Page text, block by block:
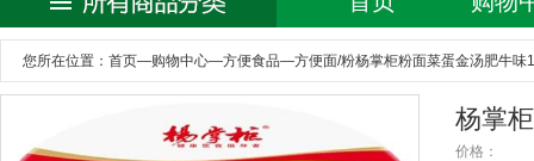
您所在位置： 首页—购物中心—方便食品—方便面/粉杨掌柜粉面菜蛋金汤肥牛味
杨掌
价格：